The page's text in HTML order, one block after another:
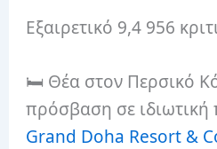
Εξαιρετικό 9,4 956
🛏️ Θέα στον Περσικό
πρόσβαση σε ιδιωτική
Grand Doha Resort &